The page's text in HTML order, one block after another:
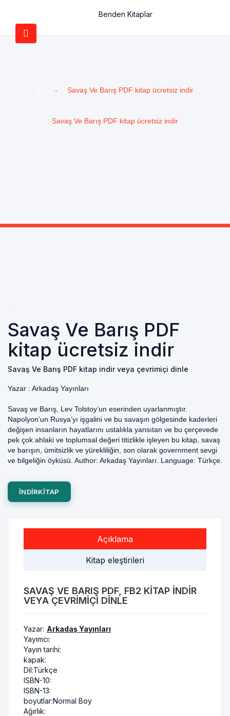
Benden Kitaplar
- Savaş Ve Barış PDF kitap ücretsiz indir
Savaş Ve Barış PDF kitap ücretsiz indir
Savaş Ve Barış PDF
kitap ücretsiz indir
Savaş Ve Barış PDF kitap indir veya çevrimiçi dinle
Yazar : Arkadaş Yayınları
Savaş ve Barış, Lev Tolstoy’un eserinden uyarlanmıştır.
Napolyon’un Rusya’yı işgalini ve bu savaşın gölgesinde kaderleri
değişen insanların hayatlarını ustalıkla yansıtan ve bu çerçevede
pek çok ahlaki ve toplumsal değeri titizlikle işleyen bu kitap, savaş
ve barışın, ümitsizlik ve yürekliliğin, son olarak government sevgi
ve bilgeliğin öyküsü. Author: Arkadaş Yayınları. Language: Türkçe.
INDIRKITAP
Açıklama
Kitap eleştirileri
SAVAŞ VE BARIŞ PDF, FB2 KITAP INDIR
VEYA ÇEVRIMIÇI DINLE
Yazar: Arkadaş Yayınları
Yayımcı:
Yayın tarihi:
kapak:
Dil:Türkçe
ISBN-10:
ISBN-13:
boyutlar:Normal Boy
Ağırlık: